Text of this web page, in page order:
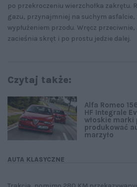
po przekroczeniu wierzchołka zakrętu.
gazu, przynajmniej na suchym asfalcie,
wypłużeniem przodu. Wręcz
zacieśnia skręt i po prostu jedzie dalej.
Czytaj także:
AUTA KLASYCZNE
Alfa Romeo
HF Integrale
włoskie marki
produkować
marzyło